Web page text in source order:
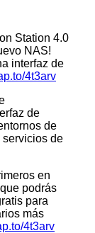
Station 4.0
NAS!
interfaz de
4t3arv
de
de
de
en
podrás
para
más
4t3arv